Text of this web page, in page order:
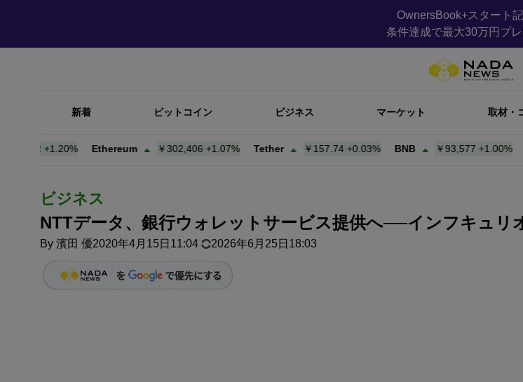
OwnersBook+スタート記
条件達成で最大30万円プレ
新着 ビットコイン ビジネス マーケット 取材・
1.20% Ethereum ￥302,406+ 1.07% Tether ￥157.74+0.03% BNB ￥93,577+ 1.00%
ビジネス
NTTデータ、銀行ウォレットサービス提供へ──インフキュリ
By 濱田 優2020年4月15日11:04 2026年6月25日18:03